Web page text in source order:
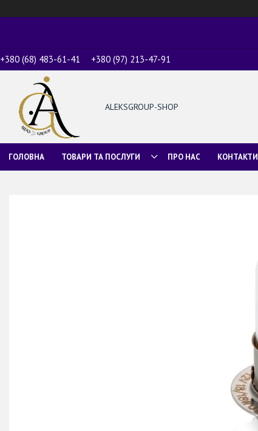
+380 (68) 483-61-41 +380 (97) 213-47-91
ALEKSGROUP-SHOP
ГОЛОВНА ТОВАРИ ТА ПОСЛУГИ ПРО НАС КОНТАКТИ